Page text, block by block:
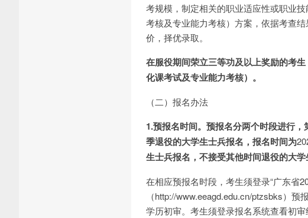
考规模，制定相关的职业适应性或职业
考核及专业能力考核）方案，依据考查
价，择优录取。
在服役期间荣立三等功及以上奖励的考
化课考试及专业能力考核）。
（二）报名办法
1.预报名时间。 预报名分两个时段进行，
季退役的大学生士兵报名，报名时间为
生士兵报名，不接受其他时间退役的大
在相应预报名时段，考生须登录“广东省
（http://www.eeagd.edu.cn/ptzsbks）
学历初审。考生须登录报名系统查看初审